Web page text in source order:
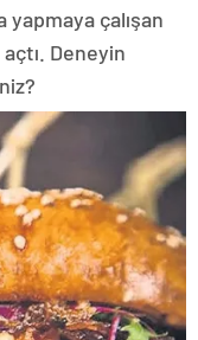
çalışan
Deneyin